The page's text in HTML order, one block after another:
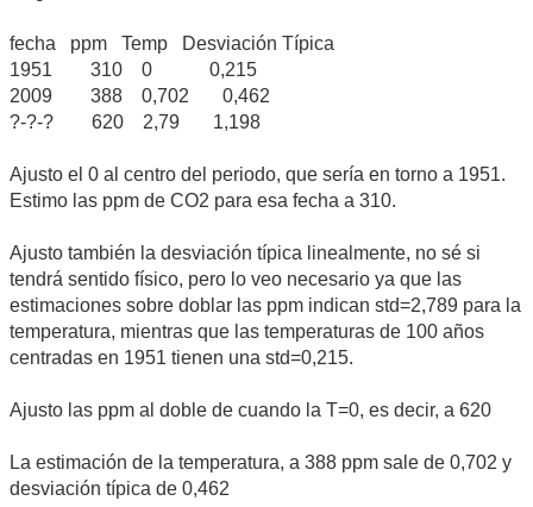
fecha ppm Temp Desviación Típica
1951 310 0 0,215
2009 388 0,702 0,462
?-?-? 620 2,79 1,198
Ajusto el 0 al centro del periodo, que sería en torno a 1951.
Estimo las ppm de CO2 para esa fecha a 310.
Ajusto también la desviación típica linealmente, no sé si
tendrá sentido físico, pero lo veo necesario ya que las
estimaciones sobre doblar las ppm indican std=2,789 para la
temperatura, mientras que las temperaturas de 100 años
centradas en 1951 tienen una std=0,215.
Ajusto las ppm al doble de cuando la T=0, es decir, a 620
La estimación de la temperatura, a 388 ppm sale de 0,702 y
desviación típica de 0,462